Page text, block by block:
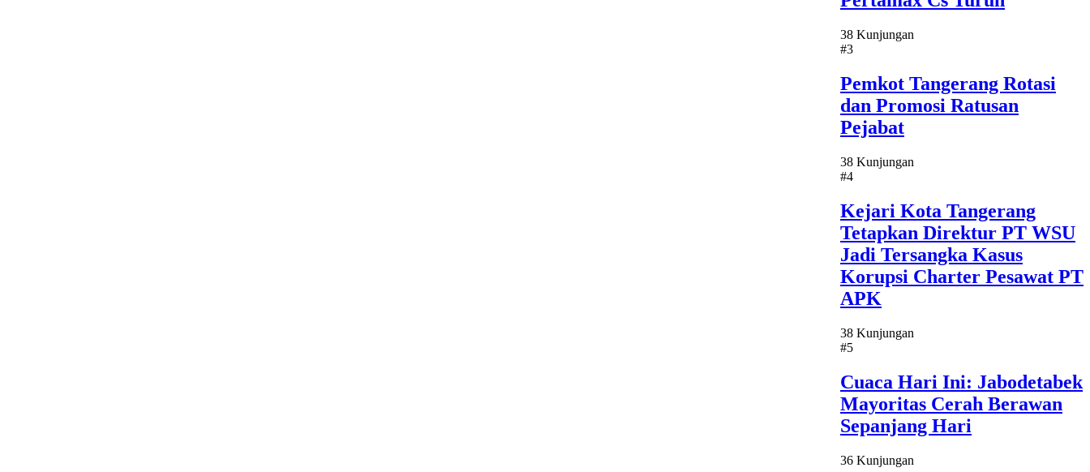
38 Kunjungan
#3
Pemkot Tangerang Rotasi
dan Promosi Ratusan
Pejabat
38 Kunjungan
#4
Kejari Kota Tangerang
Tetapkan Direktur PT WSU
Jadi Tersangka Kasus
Korupsi Charter Pesawat PT
APK
38 Kunjungan
#5
Cuaca Hari Ini: Jabodetabek
Mayoritas Cerah Berawan
Sepanjang Hari
36 Kunjungan